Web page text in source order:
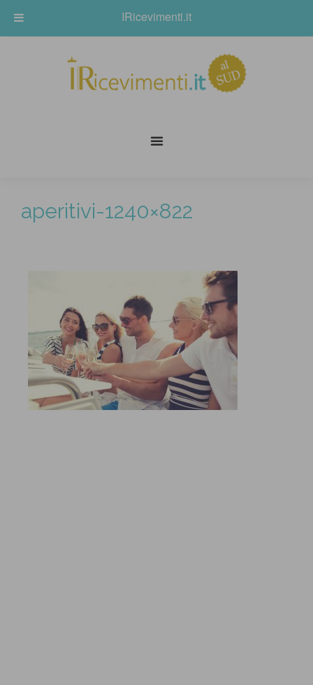
aperitivi-1240×822
IRicevimenti.it